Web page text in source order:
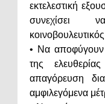
εκτελεστική
συνεχίσει
• Να αποφύγουν
της
απαγόρευση
αμφιλεγόμενα